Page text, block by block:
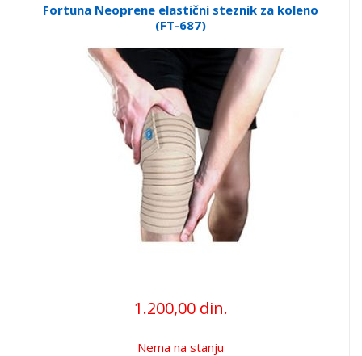
Fortuna Neoprene elastični steznik za koleno
(FT-687)
1.200,00 din.
Nema na stanju